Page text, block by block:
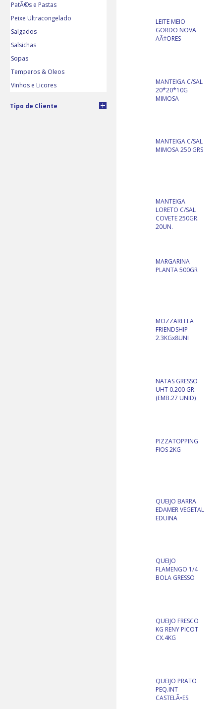
PatÃ©s e Pastas
Peixe Ultracongelado
Salgados
Salsichas
Sopas
Temperos & Oleos
Vinhos e Licores
Tipo de Cliente
LEITE MEIO
GORDO NOVA
AÃ‡ORES
MANTEIGA C/SAL
20*20*10G
MIMOSA
MANTEIGA C/SAL
MIMOSA 250 GRS
MANTEIGA
LORETO C/SAL
COVETE 250GR.
20UN.
MARGARINA
PLANTA 500GR
MOZZARELLA
FRIENDSHIP
2.3KGx8UNI
NATAS GRESSO
UHT 0.200 GR.
(EMB.27 UNID)
PIZZATOPPING
FIOS 2KG
QUEIJO BARRA
EDAMER VEGETAL
EDUINA
QUEIJO
FLAMENGO 1/4
BOLA GRESSO
QUEIJO FRESCO
KG RENY PICOT
CX.4KG
QUEIJO PRATO
PEQ.INT
CASTELÃ•ES